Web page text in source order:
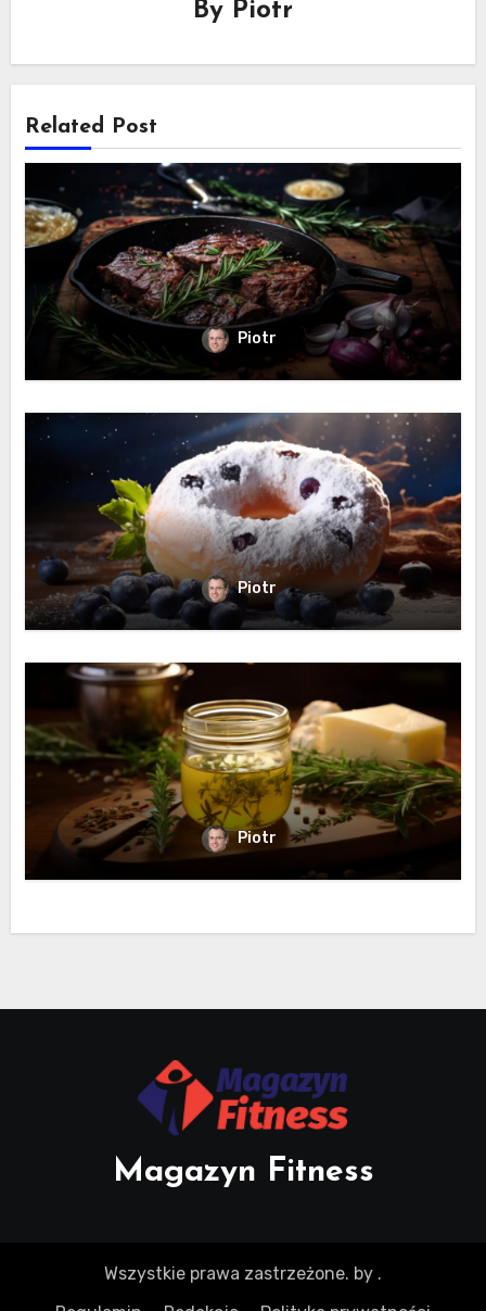
By Piotr
Related Post
Piotr
Piotr
Piotr
Magazyn Fitness
Wszystkie prawa zastrzeżone. by .